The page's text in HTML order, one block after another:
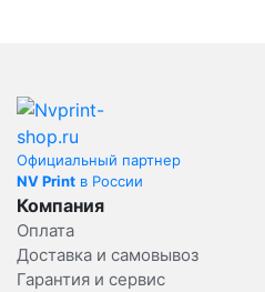
Официальный партнер
NV Print в России
Компания
Оплата
Доставка и самовывоз
Гарантия и сервис